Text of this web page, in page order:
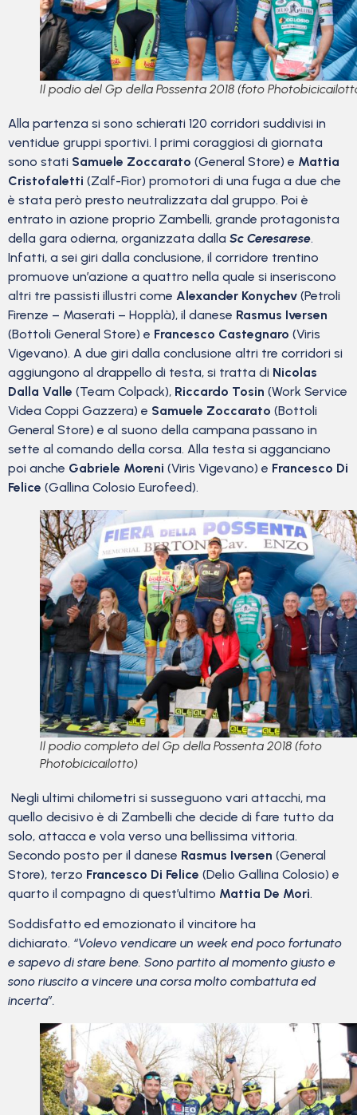
Il podio del Gp della Possenta 2018 (foto
Alla partenza si sono schierati 120 corridori suddivisi in
ventidue gruppi sportivi. I primi coraggiosi di giornata
sono stati Samuele Zoccarato (General Store) e Mattia
Cristofaletti (Zalf-Fior) promotori di una fuga a due che
è stata però presto neutralizzata dal gruppo. Poi è
entrato in azione proprio Zambelli, grande protagonista
della gara odierna, organizzata dalla Sc Ceresarese.
Infatti, a sei giri dalla conclusione, il corridore trentino
promuove un’azione a quattro nella quale si inseriscono
altri tre passisti illustri come Alexander Konychev (Petroli
Firenze – Maserati – Hopplà), il danese Rasmus Iversen
(Bottoli General Store) e Francesco Castegnaro (Viris
Vigevano). A due giri dalla conclusione altri tre corridori si
aggiungono al drappello di testa, si tratta di Nicolas
Dalla Valle (Team Colpack), Riccardo Tosin (Work Service
Videa Coppi Gazzera) e Samuele Zoccarato (Bottoli
General Store) e al suono della campana passano in
sette al comando della corsa. Alla testa si agganciano
poi anche Gabriele Moreni (Viris Vigevano) e Francesco Di
Felice (Gallina Colosio Eurofeed).
Il podio completo del Gp della Possenta 2018 (foto
Photobicicailotto)
Negli ultimi chilometri si susseguono vari attacchi, ma
quello decisivo è di Zambelli che decide di fare tutto da
solo, attacca e vola verso una bellissima vittoria.
Secondo posto per il danese Rasmus Iversen (General
Store), terzo Francesco Di Felice (Delio Gallina Colosio) e
quarto il compagno di quest’ultimo Mattia De Mori.
Soddisfatto ed emozionato il vincitore ha
dichiarato. “Volevo vendicare un week end poco fortunato
e sapevo di stare bene. Sono partito al momento giusto e
sono riuscito a vincere una corsa molto combattuta ed
incerta”.